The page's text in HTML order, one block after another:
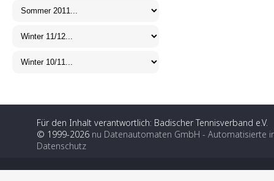
Für den Inhalt verantwortlich: Badischer Tennisverband e.V.
© 1999-2026 nu Datenautomaten GmbH - Automatisierte
Datenschutz